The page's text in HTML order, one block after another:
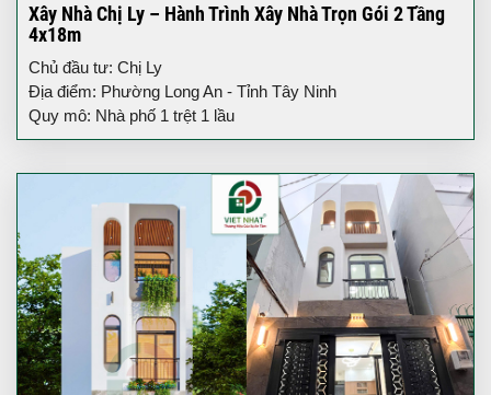
Xây Nhà Chị Ly – Hành Trình Xây Nhà Trọn Gói 2 Tầng
4x18m
Chủ đầu tư: Chị Ly
Địa điểm: Phường Long An - Tỉnh Tây Ninh
Quy mô: Nhà phố 1 trệt 1 lầu